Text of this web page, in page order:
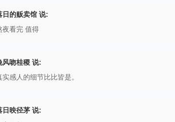
日的贩卖馆 说:
夜看完 值得
风吻桂稷 说:
实感人的细节比比皆是。
日映径茅 说: